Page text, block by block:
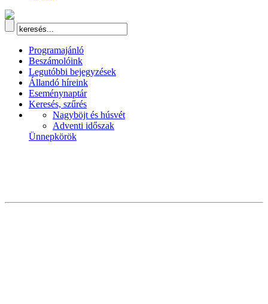
Programajánló
Beszámolóink
Legutóbbi bejegyzések
Állandó híreink
Eseménynaptár
Keresés, szűrés
Nagyböjt és húsvét
Adventi időszak
Ünnepkörök